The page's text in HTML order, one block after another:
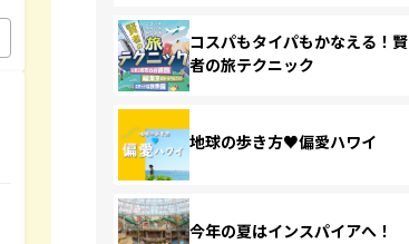
コスパもタイパもかなえる！賢
者の旅テクニック
地球の歩き方♥偏愛ハワイ
今年の夏はインスパイアへ！